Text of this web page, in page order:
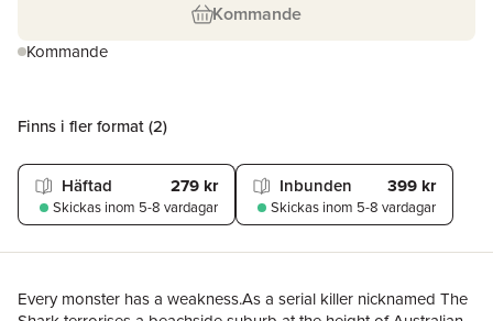
Kommande
Kommande
Finns i fler format (2)
Häftad 279 kr
Skickas inom 5-8 vardagar
Inbunden 399 kr
Skickas inom 5-8 vardagar
Every monster has a weakness.As a serial killer nicknamed The